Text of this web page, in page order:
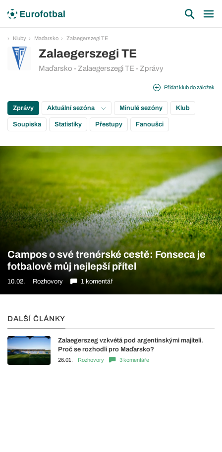
Kluby Maďarsko Zalaegerszegi TE
Zalaegerszegi TE
Maďarsko - Zalaegerszegi TE - Zprávy
Přidat klub do záložek
Zprávy Aktuální sezóna Minulé sezóny Klub
Soupiska Statistiky Přestupy Fanoušci
Campos o své trenérské cestě: Fonseca je
fotbalově můj nejlepší přítel
10.02. Rozhovory 1 komentář
DALŠÍ ČLÁNKY
Zalaegerszeg vzkvétá pod argentinskými majiteli.
Proč se rozhodli pro Maďarsko?
26.01. Rozhovory 3 komentáře